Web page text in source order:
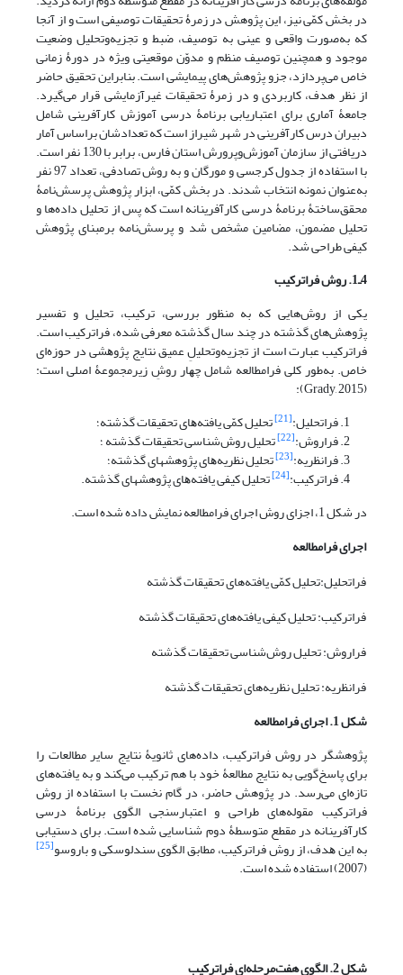
در ‌بخش کمّی نیز، این پژوهش در زمرۀ تحقیقات توصیفی است و از آنجا
که به‌صورت واقعی و عینی به توصیف، ضبط و تجزیه‌وتحلیل وضعیت
موجود و همچنین توصیف منظم و مدوّن موقعیتی ویژه در دورۀ زمانی
خاص می‌پردازد، جزو پژوهش‌های پیمایشی است. بنابراین تحقیق حاضر
از نظر هدف، کاربردی و در زمرۀ تحقیقات غیرآزمایشی قرار می‌گیرد.
جامعۀ آماری برای اعتباریابی برنامۀ درسی آموزش کارآفرینی شامل
دبیران درس کارآفرینی در شهر شیراز است که تعدادشان براساس آمار
دریافتی از سازمان آموزش‌وپرورش استان فارس، برابر با 130 نفر است.
با استفاده از جدول کرجسی و مورگان و به روش تصادفی، تعداد 97 نفر
به‌عنوان نمونه انتخاب شدند. در ‌بخش کمّی، ابزار پژوهش پرسش‌نامۀ
محقق‌ساختۀ برنامۀ درسی کارآفرینانه است که پس از تحلیل داده‌ها و
تحلیل مضمون، مضامین مشخص شد و پرسش‌نامه برمبنای پژوهش
کیفی طراحی شد.
4ـ1. روش فراترکیب
یکی از روش‌هایی ﮐﻪ ﺑﻪ ﻣﻨﻈﻮر ﺑﺮرﺳﯽ، ﺗﺮﮐﯿﺐ، ﺗﺤﻠﯿﻞ و ﺗﻔﺴﯿﺮ
ﭘﮋوهش‌های ﮔﺬﺷﺘﻪ در ﭼﻨﺪ ﺳﺎل ﮔﺬﺷﺘﻪ ﻣﻌﺮﻓﯽ ﺷﺪه، ﻓﺮاترکیب اﺳﺖ.
ﻓﺮاترکیب عبارت است از ﺗﺠﺰﯾﻪ‌وﺗﺤﻠﯿلِ ﻋﻤﯿﻖ ﻧﺘﺎﯾﺞ ﭘﮋوﻫﺸﯽ در ﺣﻮزه‌ای
ﺧﺎص. ﺑﻪ‌ﻃﻮر ﮐﻠﯽ فرامطالعه ﺷﺎﻣﻞ ﭼﻬﺎر روشِ زﯾﺮﻣﺠﻤوعۀ اﺻﻠﯽ اﺳﺖ:
(Grady, 2015):
ﻓﺮاﺗﺤﻠﯿﻞ:[21] ﺗﺤﻠﯿﻞ ﮐﻤّﯽ ﯾﺎﻓﺘﻪ‌ﻫﺎی ﺗﺤﻘﯿﻘﺎت ﮔﺬﺷﺘﻪ؛
ﻓﺮاروش:[22] ﺗﺤﻠﯿﻞ روش‌ﺷﻨﺎﺳﯽ ﺗﺤﻘﯿﻘﺎت ﮔﺬﺷﺘﻪ ؛
ﻓﺮاﻧﻈﺮﯾﻪ:[23] ﺗﺤﻠﯿﻞ ﻧﻈﺮﯾﻪﻫﺎی ﭘﮋوهش­های ﮔﺬﺷﺘﻪ؛
ﻓﺮاﺗﺮﮐﯿﺐ:[24]
ﺗﺤﻠﯿﻞ ﮐﯿﻔﯽ ﯾﺎﻓﺘﻪ­ﻫﺎی ﭘﮋوهش­های ﮔﺬﺷﺘﻪ.
در شکل 1، اجزای روش اجرای فرامطالعه نمایش داده شده است.
اجرای فرامطالعه
فراتحلیل:تحلیل کمّی یافته‌های تحقیقات گذشته
فراترکیب: تحلیل کیفی یافته‌های تحقیقات گذشته
فراروش: تحلیل روش‌شناسی تحقیقات گذشته
فرانظریه: تحلیل نظریه‌های تحقیقات گذشته
شکل1. اجرای فرامطالعه
پژوهشگر در روش فراترکیب، داده‌های ثانویۀ نتایج سایر مطالعات را
برای پاسخ‌گویی به نتایج مطالعۀ خود با هم ترکیب می‌کند و به یافته‌های
تازه‌ای می‌رسد. در پژوهش حاضر، در گام نخست با استفاده از روش
فراترکیب مقوله‌های طراحی و اعتبار‌سنجی الگوی برنامۀ درسی
کارآفرینانه در مقطع متوسطۀ دوم شناسایی شده است. ﺑﺮای دﺳﺘﯿﺎﺑﯽ
ﺑﻪ این ﻫﺪف، از روش ﻓﺮاﺗﺮﮐﯿﺐ، ﻣﻄﺎﺑﻖ اﻟﮕﻮی سندلوسکی و ﺑﺎروسو[25]
(2007) اﺳﺘﻔﺎده شده است.
شکل2. الگوی هفت‌مرحله‌ای فراترکیب